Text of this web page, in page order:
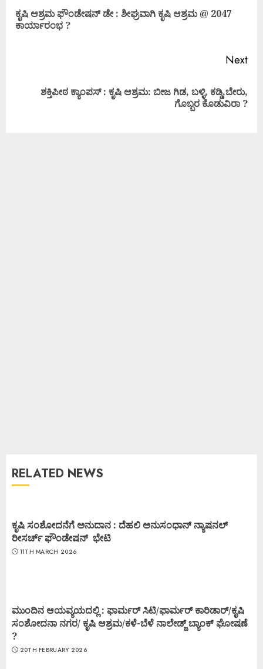
ಕೃಷಿ ಆಶ್ರಮ ಫೌಂಡೇಷನ್ ಡೇ : ಶೀಘ್ರವಾಗಿ ಕೃಷಿ ಆಶ್ರಮ @ 2047
ಕಾರ್ಯಾರಂಭ ?
Next
ಶಕ್ತಿಪೀಠ ಕ್ಯಾಂಪಸ್ : ಕೃಷಿ ಆಶ್ರಮ: ಬೀಜ ಗಿಡ, ಬಳ್ಳಿ, ಕಡ್ಡಿ,ಬೇರು,
ಗೊಬ್ಬರ ಕೊಡುವಿರಾ ?
RELATED NEWS
ಕೃಷಿ ಸಂಶೋದನೆಗೆ ಅನುದಾನ : ದೆಹಲಿ ಅನುಸಂಧಾನ್ ನ್ಯಾಷನಲ್
ರೀಸರ್ಚ್ ಫೌಂಡೇಷನ್ ಭೇಟಿ
11TH MARCH 2026
ಮುಂದಿನ ಆಯವ್ಯಯದಲ್ಲಿ : ಫಾರ್ಮರ್ ಸಿಟಿ/ಫಾರ್ಮರ್ ಕಾರಿಡಾರ್/ಕೃಷಿ
ಸಂಶೋದನಾ ನಗರ/ ಕೃಷಿ ಆಶ್ರಮ/ಕಳೆ-ಬೆಳೆ ನಾಲೇಡ್ಜ್ ಬ್ಯಾಂಕ್ ಘೋಷಣೆ
?
20TH FEBRUARY 2026